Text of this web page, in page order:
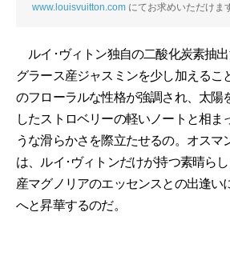
www.louisvuitton.com にてお求めいただけま
ルイ･ヴィトン独自の二酸化炭素抽
グラース産ジャスミンを少し加えるこ
のフローラルな性格が強調され、太陽
したストロベリーの軽いノートと相ま
うな滑らかさを際立たせるの。オスマ
は、ルイ･ヴィトンだけが持つ素晴ら
産マグノリアのエッセンスとの出逢い
へと昇華するのだ。